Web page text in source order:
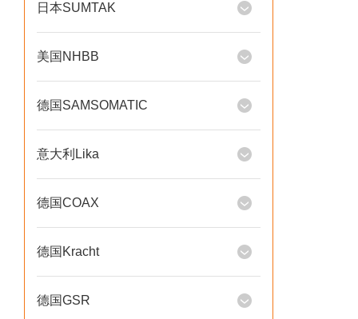
日本SUMTAK
美国NHBB
德国SAMSOMATIC
意大利Lika
德国COAX
德国Kracht
德国GSR